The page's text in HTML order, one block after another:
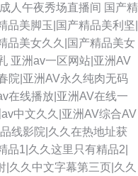
人午夜秀场直播间 国产精
品美脚玉|国产精品美利坚|
品美女久久|国产精品美女
亚洲av一区网站|亚洲AV
院|亚洲AV永久纯肉无码
在线播放|亚洲AV在线一
中文久久|亚洲AV综合AV
线影院|久久在热地址获
品1|久久这里只有精品2|
久久中文字幕第三页|久久